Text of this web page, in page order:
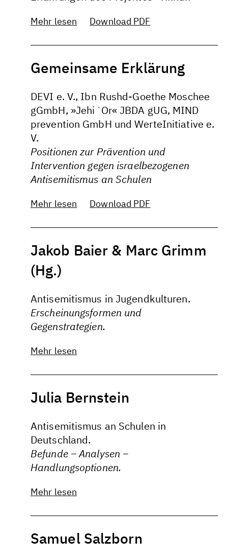
Mehr lesen Download PDF
Gemeinsame Erklärung
DEVI e. V., Ibn Rushd-Goethe Moschee
gGmbH, »Jehi ˈOr« JBDA gUG, MIND
prevention GmbH und WerteInitiative e.
V.
Positionen zur Prävention und
Intervention gegen israelbezogenen
Antisemitismus an Schulen
Mehr lesen Download PDF
Jakob Baier & Marc Grimm
(Hg.)
Antisemitismus in Jugendkulturen.
Erscheinungsformen und
Gegenstrategien.
Mehr lesen
Julia Bernstein
Antisemitismus an Schulen in
Deutschland.
Befunde – Analysen –
Handlungsoptionen.
Mehr lesen
Samuel Salzborn